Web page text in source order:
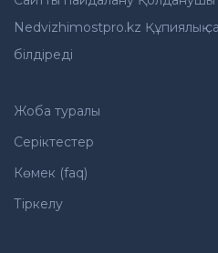
Nedvizhimostpro.kz Құпиялық
білдіреді
Жоба туралы
Серіктестер
Көмек (faq)
Тіркелу